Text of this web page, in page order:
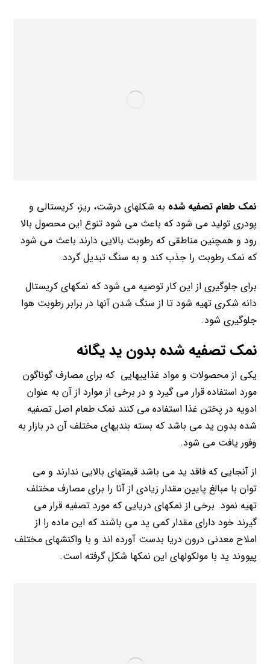
نمک طعام تصفیه شده به شکلهای درشت، ریز، کریستالی و
پودری تولید می شود که باعث می شود تنوع این محصول بالا
رود و همچنین مناطقی که رطوبت بالایی دارند باعث می شود
که نمک رطوبت را جذب کند و به سنگ تبدیل گردد.
برای جلوگیری از این کار توصیه می شود که نمکهای کریستال
دانه شکری تهیه شود تا از سنگ شدن آنها در برابر رطوبت هوا
جلوگیری شود.
نمک تصفیه شده بدون ید یگانه
یکی از محصولات و مواد غذاییهایی که برای مصارف گوناگون
مورد استفاده قرار می گیرد و در برخی از موارد از آن به عنوان
ادویه در پختن غذا استفاده می کنند نمک طعام اصل تصفیه
شده بدون ید می باشد که بسته بندیهای مختلف آن در بازار به
وفور یافت می شود.
از آنجایی که فاقد ید می باشد قیمتهای بالایی ندارند و می
توان با مبالغ پایین مقدار زیادی از آنا را برای مصارف مختلف
تهیه نمود. برخی از نمکهای دریایی که مورد تصفیه قرار می
گیرند خود دارای مقدار کمی ید می باشند که این ماده را از
املاح معدنی درون دریا بدست آورده اند و با واکنشهای مختلف
پیووند ید با مولکولهای این نمکها شکل گرفته است.